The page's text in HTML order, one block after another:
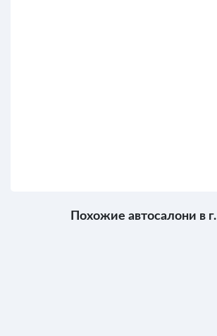
Похожие автосалони в г.